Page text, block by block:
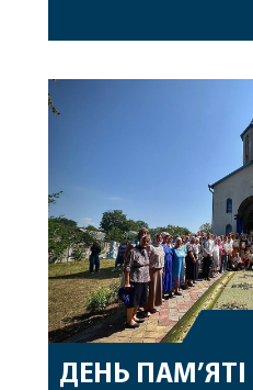
Його
священному сані. Під час
особливі молитви за мир в
ДЕНЬ ПАМ’ЯТІ